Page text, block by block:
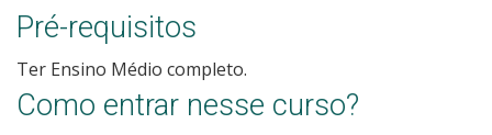
Pré-requisitos
Ter Ensino Médio completo.
Como entrar nesse curso?